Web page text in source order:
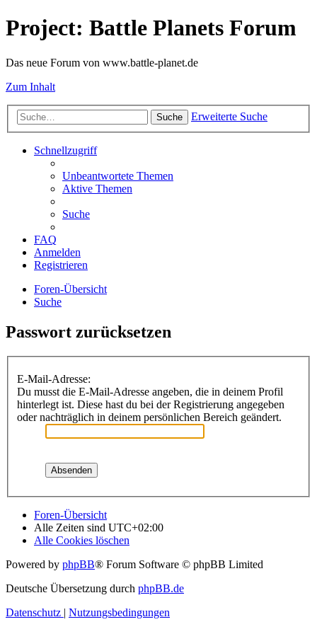
Project: Battle Planets Forum
Das neue Forum von www.battle-planet.de
Zum Inhalt
Suche Erweiterte Suche
Schnellzugriff
Unbeantwortete Themen
Aktive Themen
Suche
FAQ
Anmelden
Registrieren
Foren-Übersicht
Suche
Passwort zurücksetzen
E-Mail-Adresse:
Du musst die E-Mail-Adresse angeben, die in deinem Profil
hinterlegt ist. Diese hast du bei der Registrierung angegeben
oder nachträglich in deinem persönlichen Bereich geändert.
Foren-Übersicht
Alle Zeiten sind UTC+02:00
Alle Cookies löschen
Powered by phpBB® Forum Software © phpBB Limited
Deutsche Übersetzung durch phpBB.de
Datenschutz | Nutzungsbedingungen